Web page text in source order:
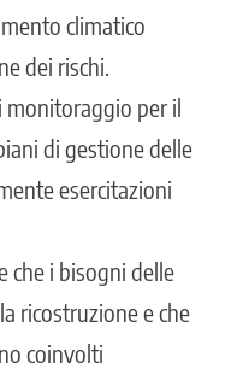
climatico
dei rischi.
monitoraggio per il
di gestione delle
esercitazioni
che i bisogni delle
ricostruzione e che
coinvolti